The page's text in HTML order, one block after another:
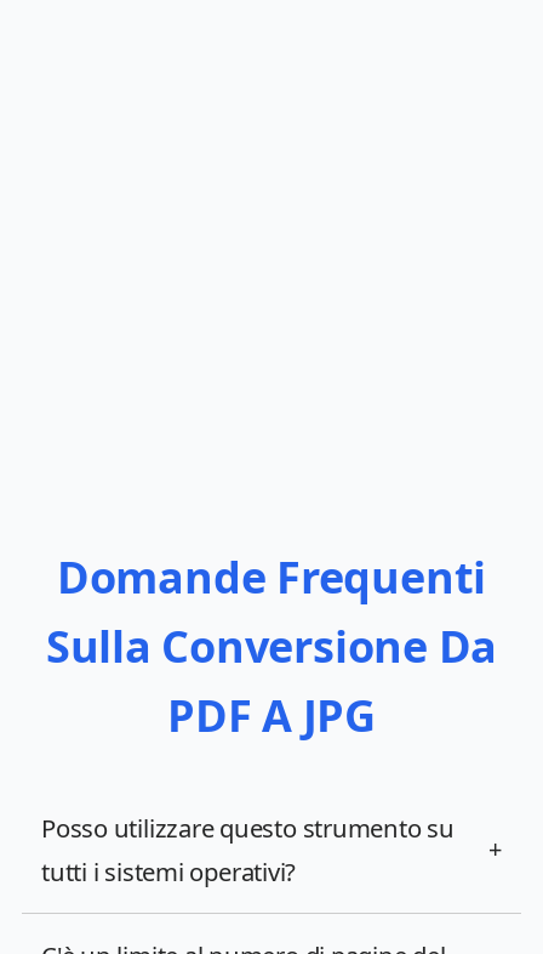
Domande Frequenti
Sulla Conversione Da
PDF A JPG
Posso utilizzare questo strumento su
tutti i sistemi operativi?
+